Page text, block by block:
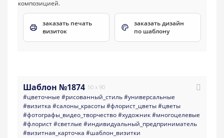
заказать печать
визиток
заказать дизайн
по шаблону
Шаблон №1874 50 x 90
#цветочные #рисованный_стиль#универсальные
#визитка #салоны_красоты#флорист_цветы#цветы
#фотографы_видео_творчество#художник#многоцелевые
#флорист#светлые #индивидуальный_предприниматель
#визитная_карточка #шаблон_визитки